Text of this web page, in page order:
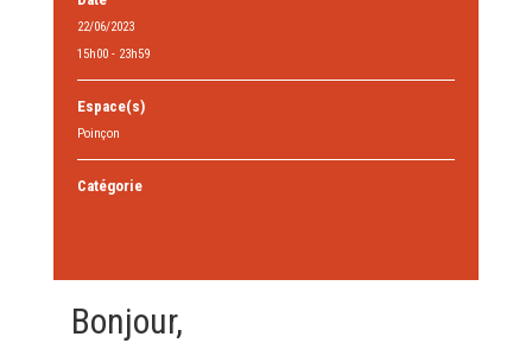
22/06/2023
15h00 - 23h59
Espace(s)
Poinçon
Catégorie
Bonjour,